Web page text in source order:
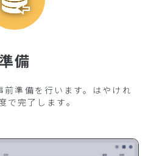
準備
前準備を行います。はやけれ
で完了します。